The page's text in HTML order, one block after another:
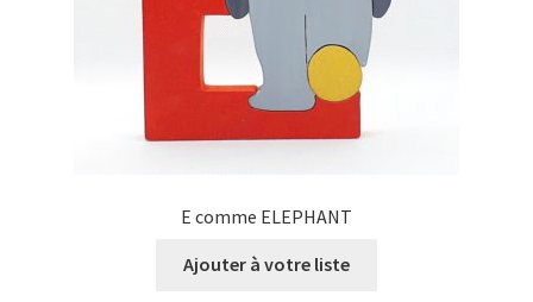
E comme ELEPHANT
Ajouter à votre liste